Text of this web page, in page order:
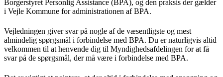
Borgerstyret Personlig Assistance (BPA), og den praksis der gælder
i Vejle Kommune for administrationen af BPA.
Vejledningen giver svar på nogle af de væsentligste og mest
almindelig spørgsmål i forbindelse med BPA. Du er naturligvis altid
velkommen til at henvende dig til Myndighedsafdelingen for at få
svar på de spørgsmål, der må være i forbindelse med BPA.